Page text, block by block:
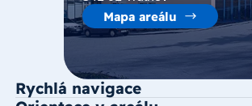
Mapa areálu
Rychlá navigace